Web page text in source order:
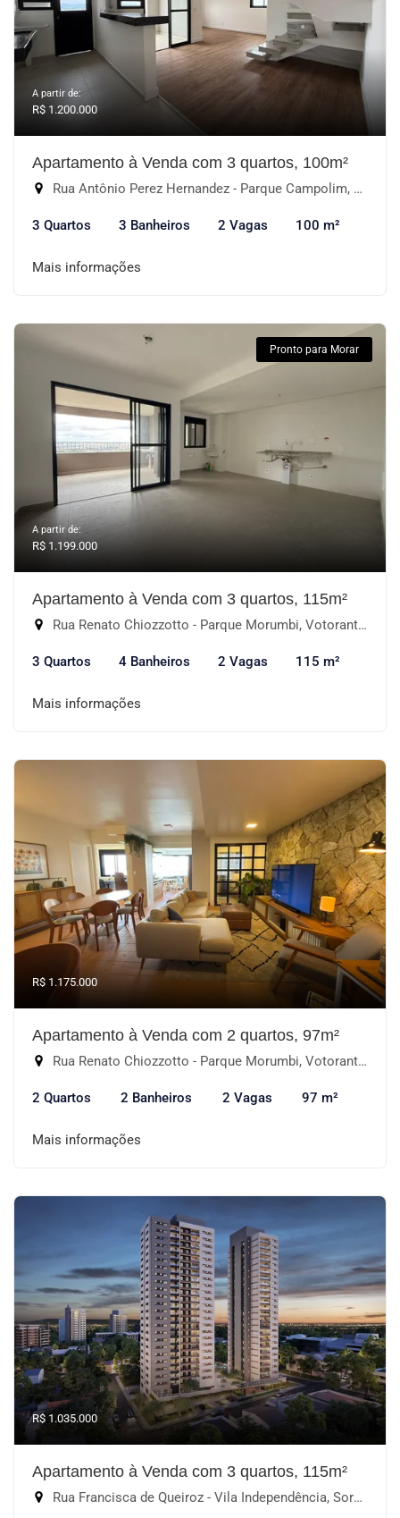
A partir de:
R$ 1.200.000
Apartamento à Venda com 3 quartos, 100m²
Rua Antônio Perez Hernandez - Parque Campolim, Sorocaba-SP
3 Quartos 3 Banheiros 2 Vagas 100 m²
Mais informações
Pronto para Morar
A partir de:
R$ 1.199.000
Apartamento à Venda com 3 quartos, 115m²
Rua Renato Chiozzotto - Parque Morumbi, Votorantim-SP
3 Quartos 4 Banheiros 2 Vagas 115 m²
Mais informações
R$ 1.175.000
Apartamento à Venda com 2 quartos, 97m²
Rua Renato Chiozzotto - Parque Morumbi, Votorantim-SP
2 Quartos 2 Banheiros 2 Vagas 97 m²
Mais informações
R$ 1.035.000
Apartamento à Venda com 3 quartos, 115m²
Rua Francisca de Queiroz - Vila Independência, Sorocaba-SP